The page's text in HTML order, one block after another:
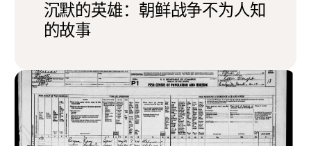
沉默的英雄：朝鲜战争不为人知
的故事